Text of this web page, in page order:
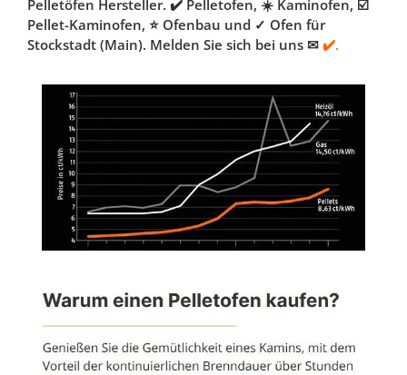
Pelletöfen Hersteller. ✔️ Pelletofen, ☀️ Kaminofen, ☑️
Pellet-Kaminofen, ⭐ Ofenbau und ✓ Ofen für
Stockstadt (Main). Melden Sie sich bei uns ✉ ✔️.